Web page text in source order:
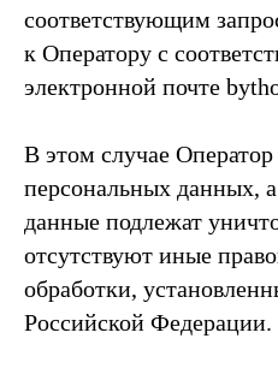
соответствующим
к Оператору с
электронной почте
В этом случае
персональных данных,
данные подлежат
отсутствуют иные
обработки,
Российской Федерации.